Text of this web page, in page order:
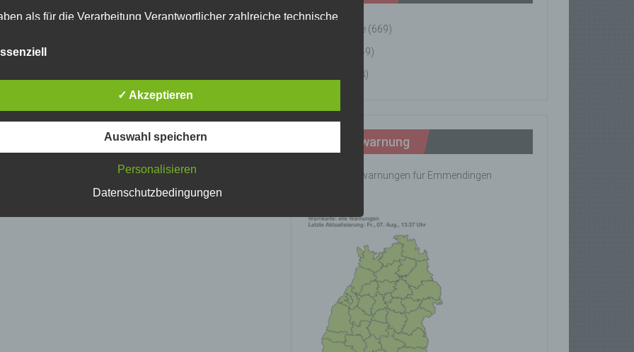
Einsätze (669)
(49)
(8)
Wetterwarnung
Keine Wetterwarnungen für Emmendingen
als für die Verarbeitung Verantwortlicher zahlreiche technische
Schutz der über diese Internetseite verarbeiteten
Daten sicherzustellen. Dennoch können
Grund steht es jeder betroffenen Person frei,
an uns zu übermitteln.
Richtlinien- und Verordnungsgeber beim Erlass der Datenschutz-
für die Öffentlichkeit als auch für unsere Kunden und Geschäftspartner
lesbar und verständlich sein. Um dies zu gewährleisten, möchten wir vorab
✓ Akzeptieren
Auswahl speichern
Personalisieren
Datenschutzbedingungen